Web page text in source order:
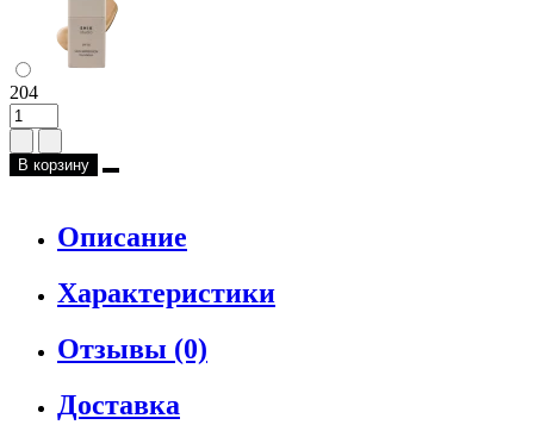
204
В корзину
Описание
Характеристики
Отзывы (0)
Доставка